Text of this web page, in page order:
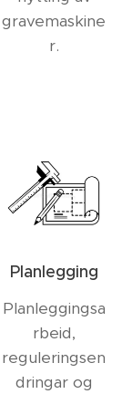
gravemaskine
r.
Planlegging
Planleggingsa
rbeid,
reguleringsen
dringar og